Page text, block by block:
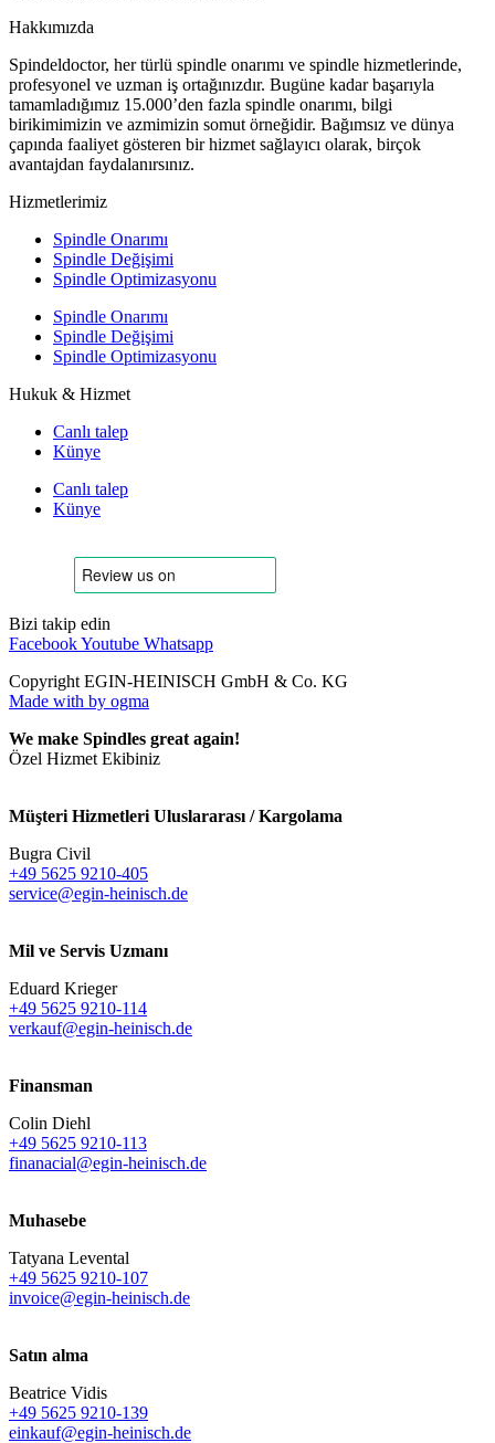
Hakkımızda
Spindeldoctor, her türlü spindle onarımı ve spindle hizmetlerinde,
profesyonel ve uzman iş ortağınızdır. Bugüne kadar başarıyla
tamamladığımız 15.000’den fazla spindle onarımı, bilgi
birikimimizin ve azmimizin somut örneğidir. Bağımsız ve dünya
çapında faaliyet gösteren bir hizmet sağlayıcı olarak, birçok
avantajdan faydalanırsınız.
Hizmetlerimiz
Spindle Onarımı
Spindle Değişimi
Spindle Optimizasyonu
Spindle Onarımı
Spindle Değişimi
Spindle Optimizasyonu
Hukuk & Hizmet
Canlı talep
Künye
Canlı talep
Künye
Bizi takip edin
FacebookYoutube Whatsapp
Copyright EGIN-HEINISCH GmbH & Co. KG
Made with by ogma
We make Spindles great again!
Özel Hizmet Ekibiniz
Müşteri Hizmetleri Uluslararası / Kargolama
Bugra Civil
+49 5625 9210-405
service@egin-heinisch.de
Mil ve Servis Uzmanı
Eduard Krieger
+49 5625 9210-114
verkauf@egin-heinisch.de
Finansman
Colin Diehl
+49 5625 9210-113
finanacial@egin-heinisch.de
Muhasebe
Tatyana Levental
+49 5625 9210-107
invoice@egin-heinisch.de
Satın alma
Beatrice Vidis
+49 5625 9210-139
einkauf@egin-heinisch.de